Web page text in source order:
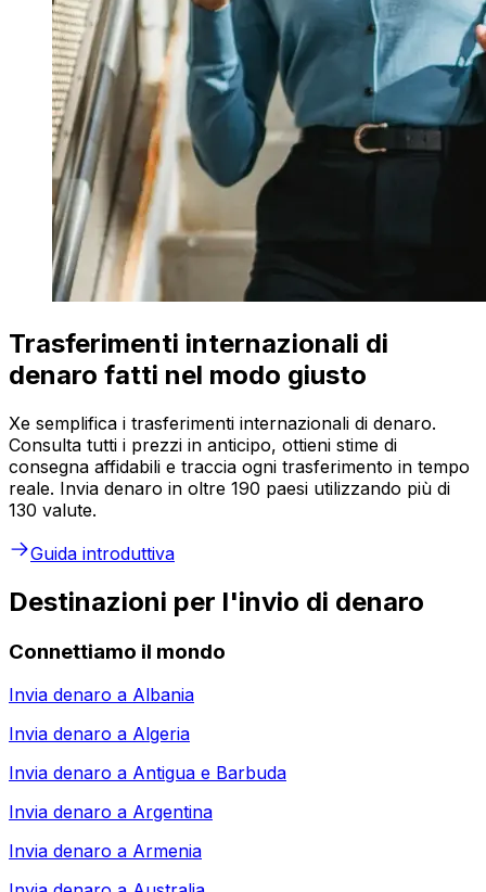
Trasferimenti internazionali di
denaro fatti nel modo giusto
Xe semplifica i trasferimenti internazionali di denaro.
Consulta tutti i prezzi in anticipo, ottieni stime di
consegna affidabili e traccia ogni trasferimento in tempo
reale. Invia denaro in oltre 190 paesi utilizzando più di
130 valute.
Guida introduttiva
Destinazioni per l'invio di denaro
Connettiamo il mondo
Invia denaro a Albania
Invia denaro a Algeria
Invia denaro a Antigua e Barbuda
Invia denaro a Argentina
Invia denaro a Armenia